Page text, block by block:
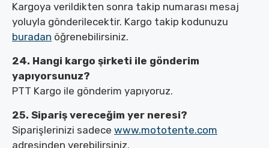
Kargoya verildikten sonra takip numarası mesaj
yoluyla gönderilecektir. Kargo takip kodunuzu
buradan öğrenebilirsiniz.
24. Hangi kargo şirketi ile gönderim
yapıyorsunuz?
PTT Kargo ile gönderim yapıyoruz.
25. Sipariş vereceğim yer neresi?
Siparişlerinizi sadece www.mototente.com
adresinden verebilirsiniz.